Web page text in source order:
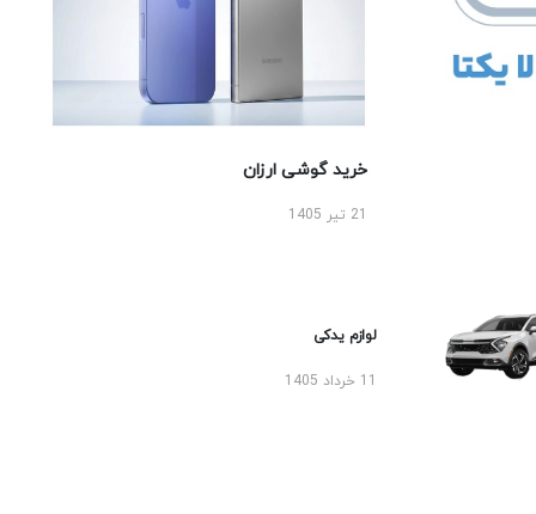
خرید گوشی ارزان
لوازم یدکی